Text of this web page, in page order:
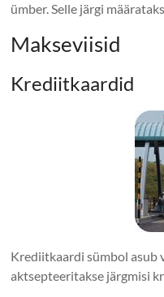
ümber. Selle järgi
Makseviisid
Krediitkaardid
Krediitkaardi sümbol asub
aktsepteeritakse järgmisi